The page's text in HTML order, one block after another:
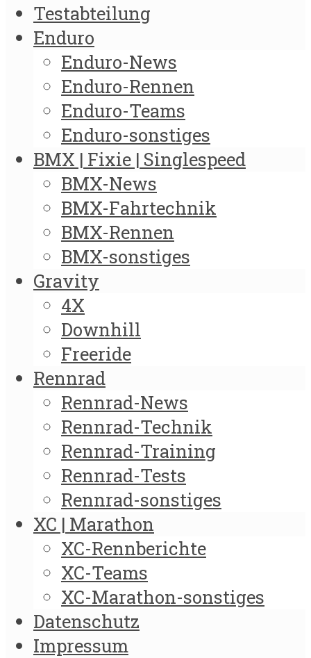
Testabteilung
Enduro
Enduro-News
Enduro-Rennen
Enduro-Teams
Enduro-sonstiges
BMX | Fixie | Singlespeed
BMX-News
BMX-Fahrtechnik
BMX-Rennen
BMX-sonstiges
Gravity
4X
Downhill
Freeride
Rennrad
Rennrad-News
Rennrad-Technik
Rennrad-Training
Rennrad-Tests
Rennrad-sonstiges
XC | Marathon
XC-Rennberichte
XC-Teams
XC-Marathon-sonstiges
Datenschutz
Impressum